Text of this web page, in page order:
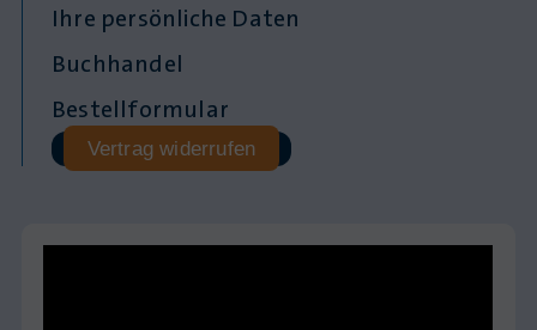
Ihre persönliche Daten
Buchhandel
Bestellformular
Vertrag widerrufen